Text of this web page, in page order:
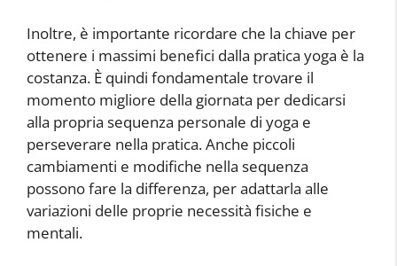
Inoltre, è importante ricordare che la chiave per
ottenere i massimi benefici dalla pratica yoga è la
costanza. È quindi fondamentale trovare il
momento migliore della giornata per dedicarsi
alla propria sequenza personale di yoga e
perseverare nella pratica. Anche piccoli
cambiamenti e modifiche nella sequenza
possono fare la differenza, per adattarla alle
variazioni delle proprie necessità fisiche e
mentali.